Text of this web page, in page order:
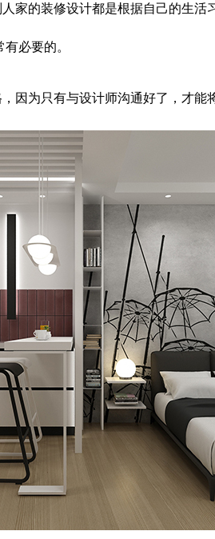
家的装修设计都是根据自己的生
必要的。
为只有与设计师沟通好了，才能